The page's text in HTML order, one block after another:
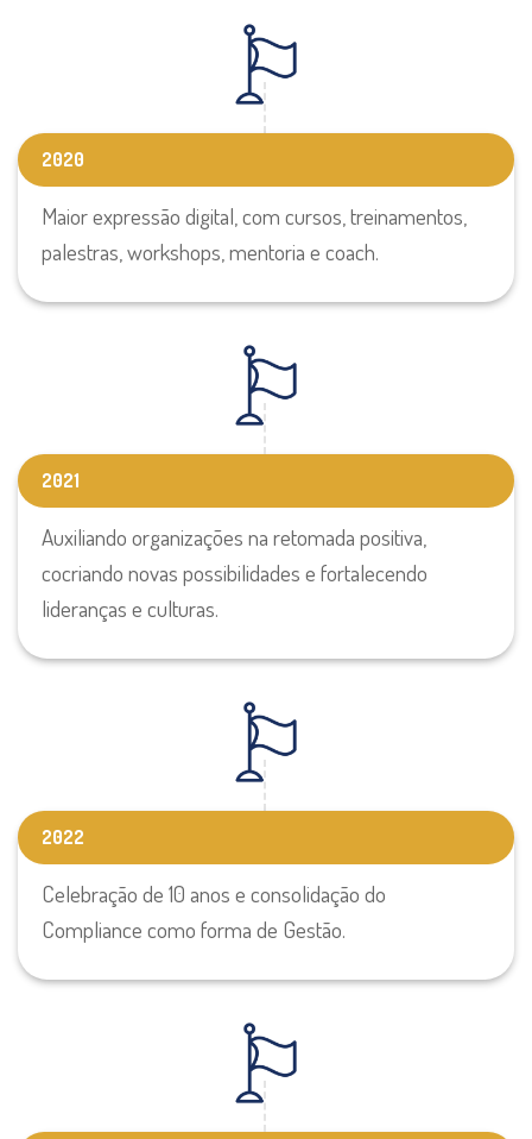
2020
Maior expressão digital, com cursos, treinamentos,
palestras, workshops, mentoria e coach.
2021
Auxiliando organizações na retomada positiva,
cocriando novas possibilidades e fortalecendo
lideranças e culturas.
2022
Celebração de 10 anos e consolidação do
Compliance como forma de Gestão.